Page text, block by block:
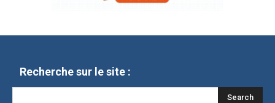
Recherche sur le site :